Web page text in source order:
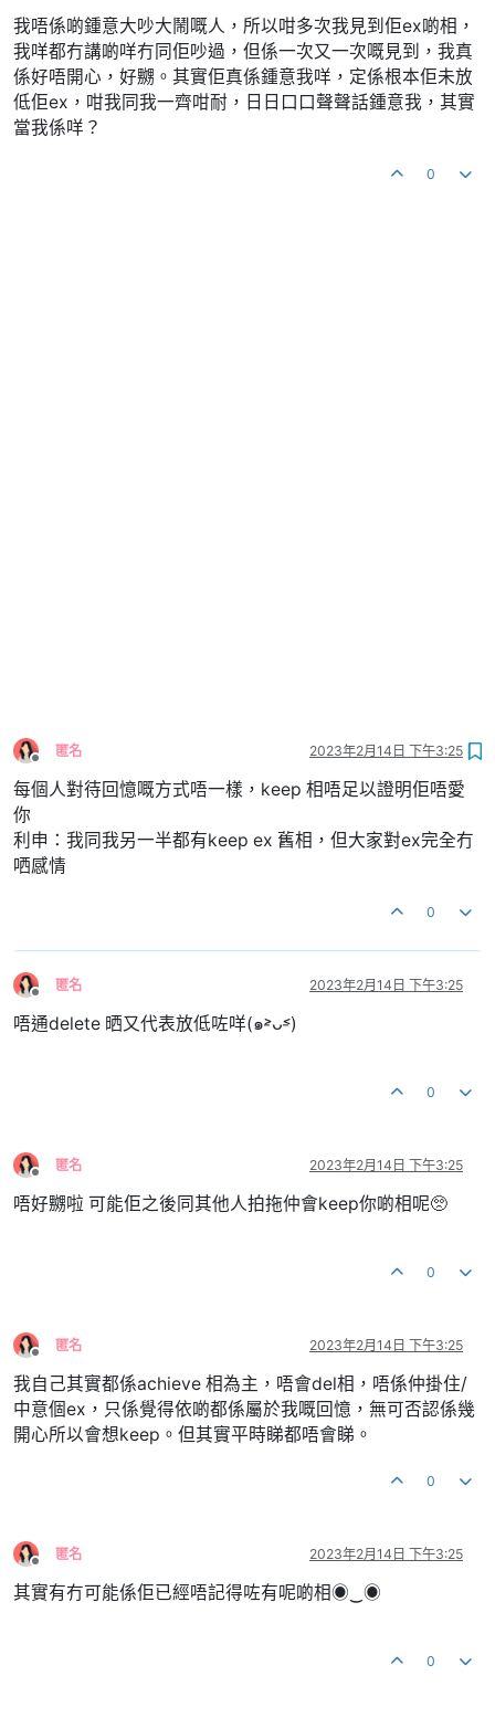
我唔係啲鍾意大吵大鬧嘅人，所以咁多次我見到佢ex啲相，
我咩都冇講啲咩冇同佢吵過，但係一次又一次嘅見到，我真
係好唔開心，好嬲。其實佢真係鍾意我咩，定係根本佢未放
低佢ex，咁我同我一齊咁耐，日日口口聲聲話鍾意我，其實
當我係咩？
0
離線
匿名 2023年2月14日 下午3:25
每個人對待回憶嘅方式唔一樣，keep 相唔足以證明佢唔愛
你
利申：我同我另一半都有keep ex 舊相，但大家對ex完全冇
哂感情
0
離線
匿名 2023年2月14日 下午3:25
唔通delete 晒又代表放低咗咩(๑˃̵ᴗ˂̵)
0
離線
匿名 2023年2月14日 下午3:25
唔好嬲啦 可能佢之後同其他人拍拖仲會keep你啲相呢🥺
0
離線
匿名 2023年2月14日 下午3:25
我自己其實都係achieve 相為主，唔會del相，唔係仲掛住/
中意個ex，只係覺得依啲都係屬於我嘅回憶，無可否認係幾
開心所以會想keep。但其實平時睇都唔會睇。
0
離線
匿名 2023年2月14日 下午3:25
其實有冇可能係佢已經唔記得咗有呢啲相◉‿◉
0